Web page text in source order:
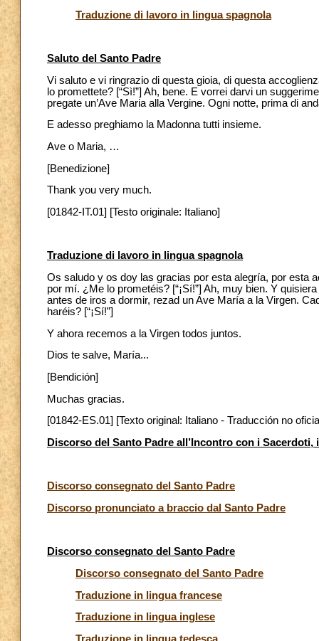
Traduzione di lavoro in lingua spagnola
Saluto del Santo Padre
Vi saluto e vi ringrazio di questa gioia, di questa
lo promettete? [“Sì!”] Ah, bene. E vorrei darvi un
pregate un’Ave Maria alla Vergine. Ogni notte, prima di
E adesso preghiamo la Madonna tutti insieme.
Ave o Maria, …
[Benedizione]
Thank you very much.
[01842-IT.01] [Testo originale: Italiano]
Traduzione di lavoro in lingua spagnola
Os saludo y os doy las gracias por esta alegría, por esta
por mí. ¿Me lo prometéis? [“¡Sí!”] Ah, muy bien. Y
antes de iros a dormir, rezad un Ave María a la Virgen.
haréis? [“¡Sí!”]
Y ahora recemos a la Virgen todos juntos.
Dios te salve, María...
[Bendición]
Muchas gracias.
[01842-ES.01] [Texto original: Italiano - Traducción no
Discorso del Santo Padre all’Incontro con i
Discorso consegnato del Santo Padre
Discorso pronunciato a braccio dal Santo Padre
Discorso consegnato del Santo Padre
Discorso consegnato del Santo Padre
Traduzione in lingua francese
Traduzione in lingua inglese